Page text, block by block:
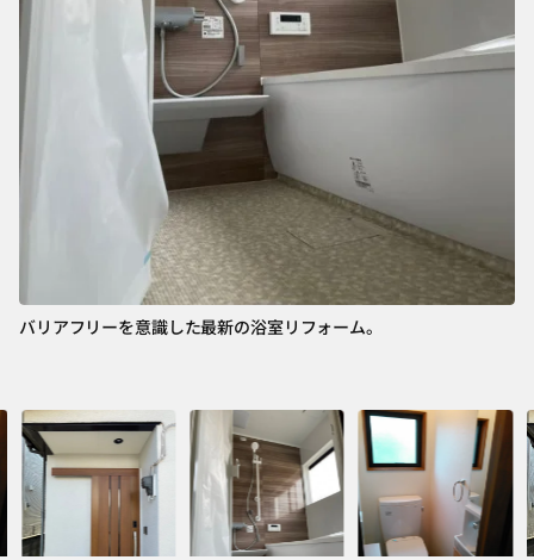
バリアフリーを意識した最新の浴室リフォーム。